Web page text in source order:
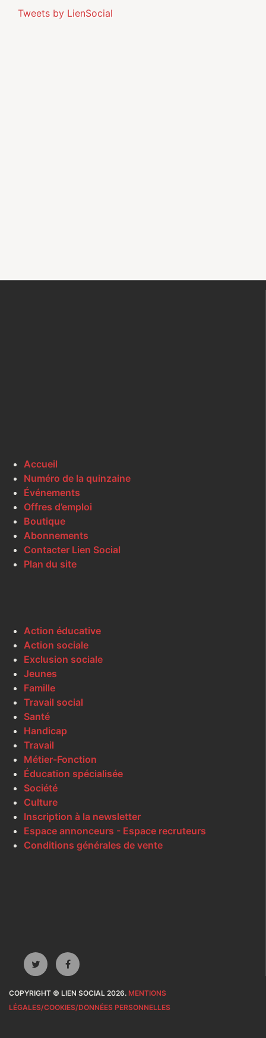
Tweets by LienSocial
Accueil
Numéro de la quinzaine
Événements
Offres d’emploi
Boutique
Abonnements
Contacter Lien Social
Plan du site
Action éducative
Action sociale
Exclusion sociale
Jeunes
Famille
Travail social
Santé
Handicap
Travail
Métier-Fonction
Éducation spécialisée
Société
Culture
Inscription à la newsletter
Espace annonceurs - Espace recruteurs
Conditions générales de vente
COPYRIGHT © LIEN SOCIAL 2026. MENTIONS
LÉGALES/COOKIES/DONNÉES PERSONNELLES